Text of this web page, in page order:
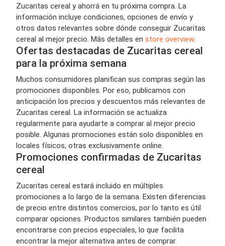
Zucaritas cereal y ahorrá en tu próxima compra. La
información incluye condiciones, opciones de envío y
otros datos relevantes sobre dónde conseguir Zucaritas
cereal al mejor precio. Más detalles en store overview.
Ofertas destacadas de Zucaritas cereal
para la próxima semana
Muchos consumidores planifican sus compras según las
promociones disponibles. Por eso, publicamos con
anticipación los precios y descuentos más relevantes de
Zucaritas cereal. La información se actualiza
regularmente para ayudarte a comprar al mejor precio
posible. Algunas promociones están solo disponibles en
locales físicos, otras exclusivamente online.
Promociones confirmadas de Zucaritas
cereal
Zucaritas cereal estará incluido en múltiples
promociones a lo largo de la semana. Existen diferencias
de precio entre distintos comercios, por lo tanto es útil
comparar opciones. Productos similares también pueden
encontrarse con precios especiales, lo que facilita
encontrar la mejor alternativa antes de comprar.